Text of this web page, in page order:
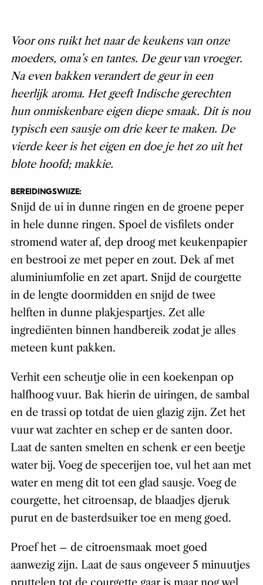
Voor ons ruikt het naar de keukens van onze
moeders, oma’s en tantes. De geur van vroeger.
Na even bakken verandert de geur in een
heerlijk aroma. Het geeft Indische gerechten
hun onmiskenbare eigen diepe smaak. Dit is nou
typisch een sausje om drie keer te maken. De
vierde keer is het eigen en doe je het zo uit het
blote hoofd; makkie.
BEREIDINGSWIJZE:
Snijd de ui in dunne ringen en de groene peper
in hele dunne ringen. Spoel de visfilets onder
stromend water af, dep droog met keukenpapier
en bestrooi ze met peper en zout. Dek af met
aluminiumfolie en zet apart. Snijd de courgette
in de lengte doormidden en snijd de twee
helften in dunne plakjespartjes. Zet alle
ingrediënten binnen handbereik zodat je alles
meteen kunt pakken.
Verhit een scheutje olie in een koekenpan op
halfhoog vuur. Bak hierin de uiringen, de sambal
en de trassi op totdat de uien glazig zijn. Zet het
vuur wat zachter en schep er de santen door.
Laat de santen smelten en schenk er een beetje
water bij. Voeg de specerijen toe, vul het aan met
water en meng dit tot een glad sausje. Voeg de
courgette, het citroensap, de blaadjes djeruk
purut en de basterdsuiker toe en meng goed.
Proef het – de citroensmaak moet goed
aanwezig zijn. Laat de saus ongeveer 5 minuutjes